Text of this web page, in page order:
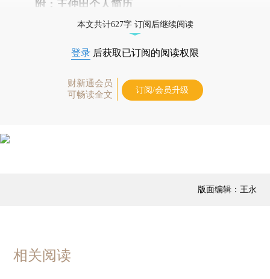
附：王仲田个人简历
本文共计627字 订阅后继续阅读
登录 后获取已订阅的阅读权限
财新通会员
可畅读全文
订阅/会员升级
版面编辑：王永
相关阅读